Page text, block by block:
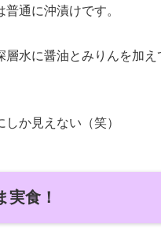
普通に沖漬けです。
層水に醤油とみりんを加え
か見えない（笑）
実食！